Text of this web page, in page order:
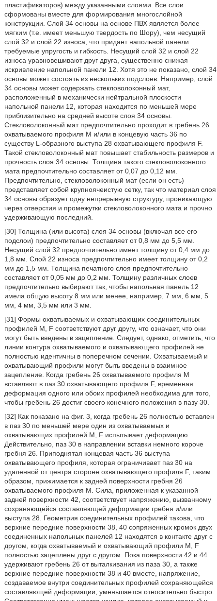
пластификаторов) между указанными слоями. Все слои
сформованы вместе для формирования многослойной
конструкции. Слой 34 основы на основе ПВХ является более
мягким (т.е. имеет меньшую твердость по Шору), чем несущий
слой 32 и слой 22 износа, что придает напольной панели
требуемые упругость и гибкость. Несущий слой 32 и слой 22
износа уравновешивают друг друга, существенно снижая
искривление напольной панели 12. Хотя это не показано, слой 34
основы может состоять из нескольких подслоев. Например, слой
34 основы может содержать стекловолоконный мат,
расположенный в механически нейтральной плоскости
напольной панели 12, которая находится по меньшей мере
приблизительно на средней высоте слоя 34 основы.
Стекловолоконный мат предпочтительно проходит в гребень 26
охватываемого профиля М и/или в концевую часть 36 по
существу L-образного выступа 28 охватывающего профиля F.
Такой стекловолоконный мат повышает стабильность размеров и
прочность слоя 34 основы. Толщина такого стекловолоконного
мата предпочтительно составляет от 0,07 до 0,12 мм.
Предпочтительно, стекловолоконный мат (если он есть)
представляет собой крупноячеистую сетку, так что материал слоя
34 основы образует одну непрерывную структуру, проникающую
через отверстия и промежутки стекловолоконного мата и прочно
удерживающую последний.
[30] Толщина (или высота) слоя 34 основы (включая все его
подслои) предпочтительно составляет от 0,8 мм до 5,5 мм.
Несущий слой 32 предпочтительно имеет толщину от 0,4 мм до
1,8 мм. Слой 22 износа предпочтительно имеет толщину от 0,2
мм до 1,5 мм. Толщина печатного слоя предпочтительно
составляет от 0,05 мм до 0,2 мм. Толщину различных слоев
предпочтительно выбирают так, чтобы напольная панель 12
имела общую высоту 8 мм или менее, например, 7 мм, 6 мм, 5
мм, 4 мм, 3,5 мм или 3 мм.
[31] Формы охватываемых и охватывающих соединительных
профилей М, F соответствуют друг другу, что означает, что они
могут быть введены в зацепление. Следует, однако, отметить, что
линии контура охватываемого и охватывающего профилей не
полностью идентичны в поперечном сечении. Охватываемый и
охватывающий профили могут быть введены в взаимное
зацепление. Когда гребень 26 охватываемого профиля М
вставляют в паз 30 охватывающего профиля F, временная
деформация одного или обоих профилей необходима для того,
чтобы гребень 26 достиг своего конечного положения в пазу 30.
[32] Как показано на фиг. 3, когда гребень 26 полностью вставлен
в паз 30 по меньшей мере один из охватываемых и
охватывающих профилей М, F испытывает деформацию.
Действительно, паз 30 в направлении вставки немного короче
гребня 26. Приподнятая концевая часть 36 выступа
охватывающего профиля, которая ограничивает паз 30 на
удаленной от центра стороне охватывающего профиля F, таким
образом, прижимается к задней поверхности гребня 26
охватываемого профиля М. Сила, приложенная к указанной
задней поверхности 42, соответствует напряжению, вызванному
сохраняющейся составляющей деформации гребня и/или
выступа 28. Геометрия соединительных профилей такова, что
верхние передние поверхности 38, 40 сопряженных кромок двух
соединенных напольных панелей 12 находятся в контакте друг с
другом, когда охватываемый и охватывающий профили М, F
полностью зацеплены друг с другом. Пока поверхности 42 и 44
удерживают гребень 26 от выталкивания из паза 30, а также
верхние передние поверхности 38 и 40 вместе, напряжение,
создаваемое внутри соединительных профилей сохраняющейся
составляющей деформации, уменьшается относительно быстро.